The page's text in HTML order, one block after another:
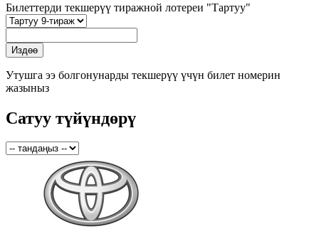
Билеттерди текшерүү тиражной лотереи "Тартуу"
Утушга ээ болгонунарды текшерүү үчүн билет номерин
жазыныз
Сатуу түйүндөрү